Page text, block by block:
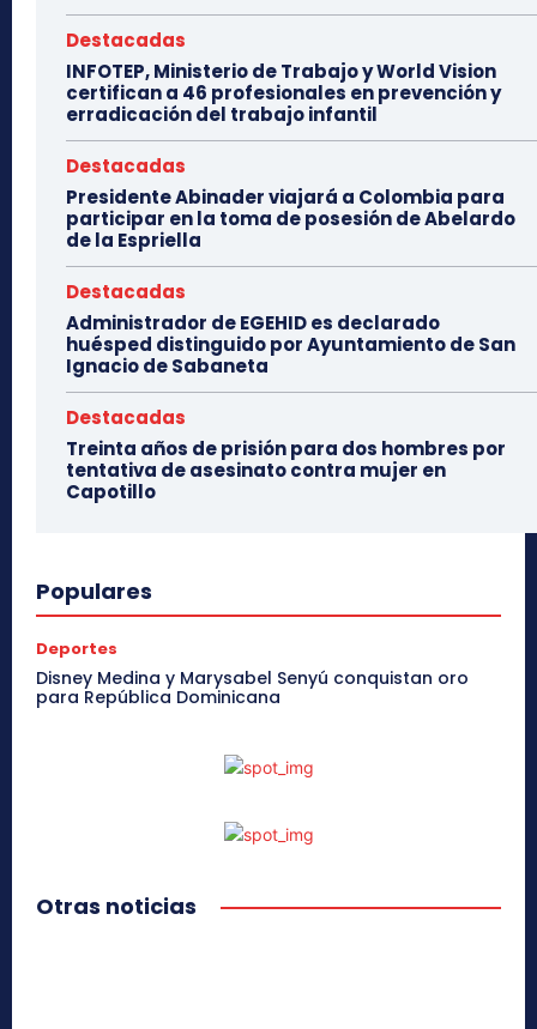
Destacadas
INFOTEP, Ministerio de Trabajo y World Vision
certifican a 46 profesionales en prevención y
erradicación del trabajo infantil
Destacadas
Presidente Abinader viajará a Colombia para
participar en la toma de posesión de Abelardo
de la Espriella
Destacadas
Administrador de EGEHID es declarado
huésped distinguido por Ayuntamiento de San
Ignacio de Sabaneta
Destacadas
Treinta años de prisión para dos hombres por
tentativa de asesinato contra mujer en
Capotillo
Populares
Deportes
Disney Medina y Marysabel Senyú conquistan oro
para República Dominicana
Otras noticias